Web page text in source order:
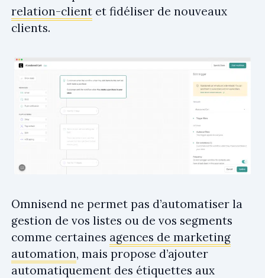
relation-client et fidéliser de nouveaux
clients.
Omnisend ne permet pas d’automatiser la
gestion de vos listes ou de vos segments
comme certaines agences de marketing
automation, mais propose d’ajouter
automatiquement des étiquettes aux